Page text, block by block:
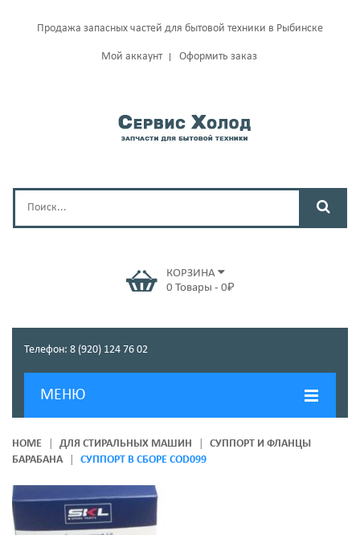
Продажа запасных частей для бытовой техники в Рыбинске
Мой аккаунт Оформить заказ
КОРЗИНА
0 Товары - 0₽
Телефон: 8 (920) 124 76 02
МЕНЮ
ГЛАВНАЯ
О КОМПАНИИ
HOME ДЛЯ СТИРАЛЬНЫХ МАШИН
СУППОРТ И ФЛАНЦЫ
БАРАБАНА
СУППОРТ В СБОРЕ COD099